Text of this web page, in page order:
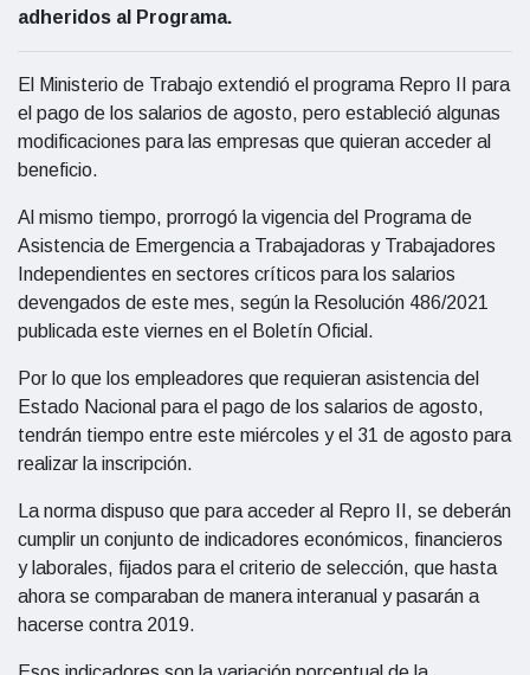
adheridos al Programa.
El Ministerio de Trabajo extendió el programa Repro II para
el pago de los salarios de agosto, pero estableció algunas
modificaciones para las empresas que quieran acceder al
beneficio.
Al mismo tiempo, prorrogó la vigencia del Programa de
Asistencia de Emergencia a Trabajadoras y Trabajadores
Independientes en sectores críticos para los salarios
devengados de este mes, según la Resolución 486/2021
publicada este viernes en el Boletín Oficial.
Por lo que los empleadores que requieran asistencia del
Estado Nacional para el pago de los salarios de agosto,
tendrán tiempo entre este miércoles y el 31 de agosto para
realizar la inscripción.
La norma dispuso que para acceder al Repro II, se deberán
cumplir un conjunto de indicadores económicos, financieros
y laborales, fijados para el criterio de selección, que hasta
ahora se comparaban de manera interanual y pasarán a
hacerse contra 2019.